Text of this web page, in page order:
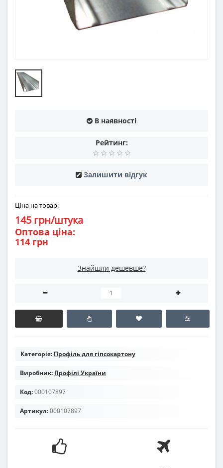
В наявності
Рейтинг:
Залишити відгук
Ціна на товар:
145 грн/штука
Оптова ціна:
114 грн
Знайшли дешевше?
Категорія: Профіль для гіпсокартону
Виробник: Профілі України
Код:000107897
Артикул:000107897